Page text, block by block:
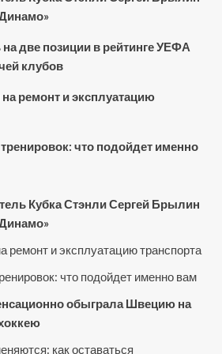
две позиции в рейтинге УЕФА
клубов
ремонт и эксплуатацию
что подойдет именно
Кубка Стэнли Сергей Брылин
ремонт и эксплуатацию транспорта
что подойдет именно вам
обыграла Швецию на
как оставаться